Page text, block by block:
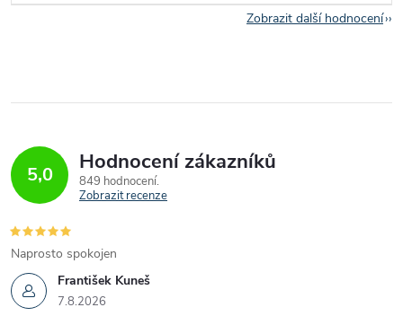
Zobrazit další hodnocení
5,0 Hodnocení zákazníků
849 hodnocení
Zobrazit recenze
František Kuneš
7.8.2026
Naprosto spokojen